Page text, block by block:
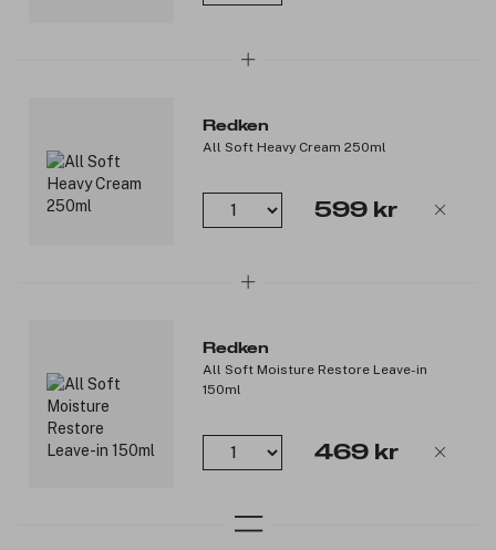
Redken
All Soft Heavy Cream 250ml
599 kr
Redken
All Soft Moisture Restore Leave-in
150ml
469 kr